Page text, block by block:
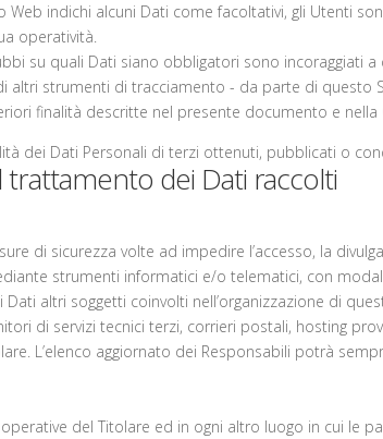
Web indichi alcuni Dati come facoltativi, gli Utenti
operatività.
su quali Dati siano obbligatori sono incoraggiati a
altri strumenti di tracciamento - da parte di
finalità descritte nel presente documento e nella
dei Dati Personali di terzi ottenuti, pubblicati o
dei Dati raccolti
di sicurezza volte ad impedire l’accesso, la
strumenti informatici e/o telematici, con
altri soggetti coinvolti nell’organizzazione di
di servizi tecnici terzi, corrieri postali, hosting
L’elenco aggiornato dei Responsabili potrà
del Titolare ed in ogni altro luogo in cui le